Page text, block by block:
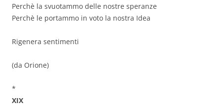
Perchè la svuotammo delle nostre speranze
Perchè le portammo in voto la nostra Idea
Rigenera sentimenti
(da Orione)
*
XIX